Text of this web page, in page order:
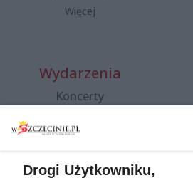
Więcej
Wydarzenia
Koncerty
Spacery i oprowadzania
targi
Drogi Użytkowniku,